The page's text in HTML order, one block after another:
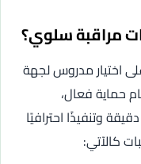
مراقبة سلوي؟
اختيار مدروس لجهة
حماية فعال،
وتنفيذًا احترافيًا
كالآتي: